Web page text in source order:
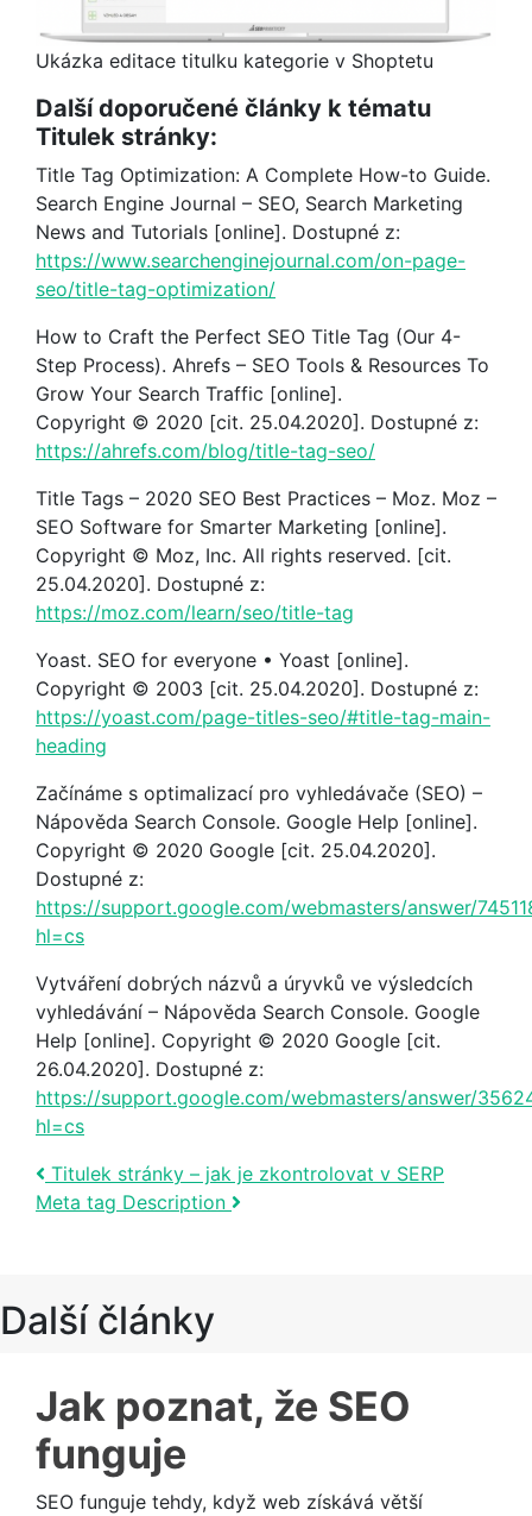
Ukázka editace titulku kategorie v Shoptetu
Další doporučené články k tématu
Titulek stránky:
Title Tag Optimization: A Complete How-to Guide.
Search Engine Journal – SEO, Search Marketing
News and Tutorials [online]. Dostupné z:
https://www.searchenginejournal.com/on-page-
seo/title-tag-optimization/
How to Craft the Perfect SEO Title Tag (Our 4-
Step Process). Ahrefs – SEO Tools & Resources To
Grow Your Search Traffic [online].
Copyright © 2020 [cit. 25.04.2020]. Dostupné z:
https://ahrefs.com/blog/title-tag-seo/
Title Tags – 2020 SEO Best Practices – Moz. Moz –
SEO Software for Smarter Marketing [online].
Copyright © Moz, Inc. All rights reserved. [cit.
25.04.2020]. Dostupné z:
https://moz.com/learn/seo/title-tag
Yoast. SEO for everyone • Yoast [online].
Copyright © 2003 [cit. 25.04.2020]. Dostupné z:
https://yoast.com/page-titles-seo/#title-tag-main-
heading
Začínáme s optimalizací pro vyhledávače (SEO) –
Nápověda Search Console. Google Help [online].
Copyright © 2020 Google [cit. 25.04.2020].
Dostupné z:
https://support.google.com/webmasters/answer/
hl=cs
Vytváření dobrých názvů a úryvků ve výsledcích
vyhledávání – Nápověda Search Console. Google
Help [online]. Copyright © 2020 Google [cit.
26.04.2020]. Dostupné z:
https://support.google.com/webmasters/answer/
hl=cs
Post navigation
Titulek stránky – jak je zkontrolovat v SERP
Meta tag Description
Další články
Jak poznat, že SEO
funguje
SEO funguje tehdy, když web získává větší